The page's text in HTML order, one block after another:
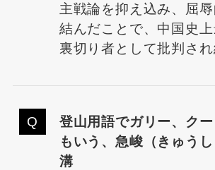
主戦論を抑え込み、屈
結んだことで、中国史
裏切り者として批判さ
登山用語でガリー、ク
もいう、急峻（きゅう
溝